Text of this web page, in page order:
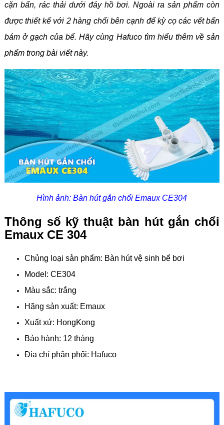
cặn bẩn, rác thải dưới đáy hồ bơi. Ngoài ra sản phẩm còn
được thiết kế với 2 hàng chổi bên cạnh để kỳ cọ các vết bẩn
bám ở gạch của bể. Hãy cùng Hafuco tìm hiểu thêm về sản
phẩm trong bài viết này.
Hình ảnh: Bàn hút gắn chổi Emaux CE304
Thông số kỹ thuật bàn hút gắn chổi
Emaux CE 304
Chủng loại sản phẩm: Bàn hút vệ sinh bể bơi
Model: CE304
Màu sắc: trắng
Hãng sản xuất: Emaux
Xuất xứ: HongKong
Bảo hành: 12 tháng
Địa chỉ phân phối: Hafuco